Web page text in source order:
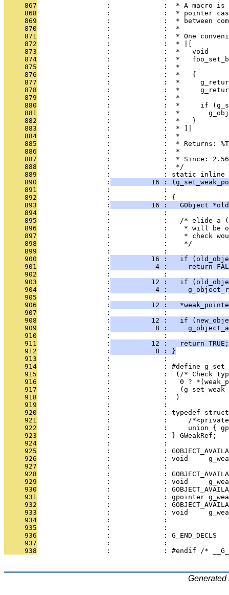
     867
:             :  * A macro
     868
:             :  * pointer
     869
:             :  * between
     870
                 :             :  *
     871
:             :  * One
     872
                 :             :  * |[
     873
                 :             :  *   void
     874
:             :  *
     875
:             :  *
     876
                 :             :  *   {
     877
:             :  *
     878
:             :  *
     879
                 :             :  *
     880
:             :  *     if
     881
:             :  *
     882
                 :             :  *   }
     883
                 :             :  * ]|
     884
                 :             :  *
     885
:             :  * Returns:
     886
                 :             :  *
     887
                 :             :  * Since: 2.56
     888
                 :             :  */
     889
:             : static inline
     890
                 :
16 :
     891
:             :
     892
                 :             : {
     893
                 :
16 :   GObject
     894
                 :             :
     895
:             :   /* elide a
     896
:             :    * will be
     897
:             :    * check
     898
                 :             :    */
     899
                 :             :
     900
                 :
16 :   if
     901
                 :
4 :     return
     902
                 :             :
     903
                 :
12 :   if
     904
                 :
4 :
     905
                 :             :
     906
                 :
12 :
     907
                 :             :
     908
                 :
12 :   if
     909
                 :
8 :
     910
                 :             :
     911
                 :
          12 :   return TRUE;
     912
                 :
           8 : }
     913
                 :             :
     914
:             : #define
     915
:             :  (/* Check
     916
:             :   0 ?
     917
:             :
     918
                 :             :  )
     919
                 :             :
     920
:             : typedef
     921
:             :     /
     922
:             :     union {
     923
                 :             : } GWeakRef;
     924
                 :             :
     925
:             :
     926
:             : void
     927
:             :
     928
:             :
     929
:             : void
     930
:             :
     931
:             : gpointer
     932
:             :
     933
:             : void
     934
:             :
     935
                 :             :
     936
                 :             : G_END_DECLS
     937
                 :             :
     938
:             : #endif /*